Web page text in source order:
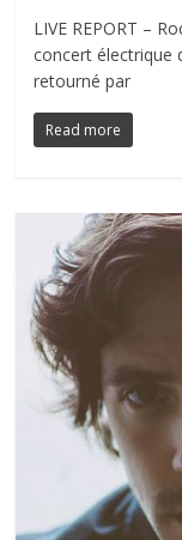
LIVE REPORT –
concert électrique
retourné par
Read more